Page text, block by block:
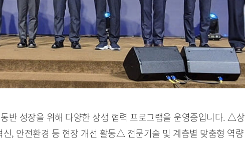
반 성장을 위해 다양한 상생 협력 프로그램을 운영중입니다. △
, 안전환경 등 현장 개선 활동△ 전문기술 및 계층별 맞춤형 역